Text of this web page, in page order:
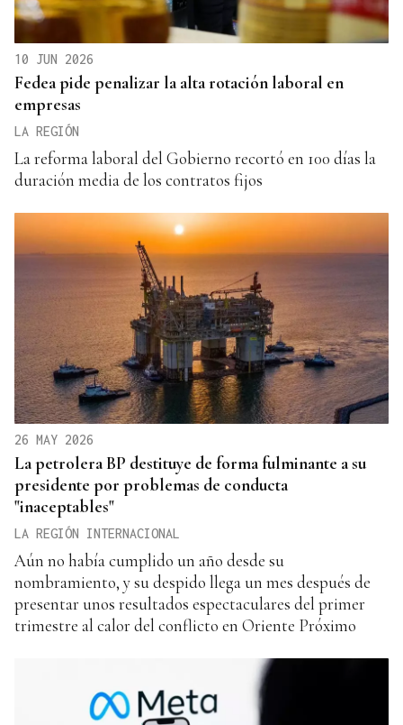
10 JUN 2026
Fedea pide penalizar la alta rotación laboral en
empresas
LA REGIÓN
La reforma laboral del Gobierno recortó en 100 días la
duración media de los contratos fijos
26 MAY 2026
La petrolera BP destituye de forma fulminante a su
presidente por problemas de conducta
"inaceptables"
LA REGIÓN INTERNACIONAL
Aún no había cumplido un año desde su
nombramiento, y su despido llega un mes después de
presentar unos resultados espectaculares del primer
trimestre al calor del conflicto en Oriente Próximo